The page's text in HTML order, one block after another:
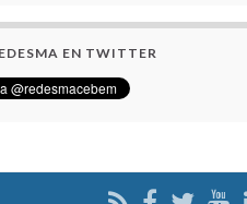
EN TWITTER